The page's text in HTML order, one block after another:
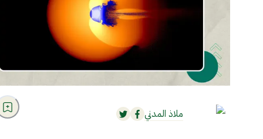
ملاذ المدني